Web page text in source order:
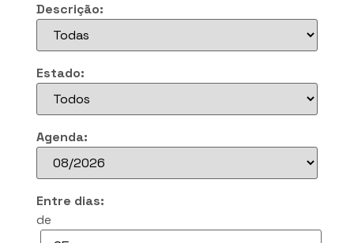
Descrição:
Estado:
Agenda:
Entre dias:
de